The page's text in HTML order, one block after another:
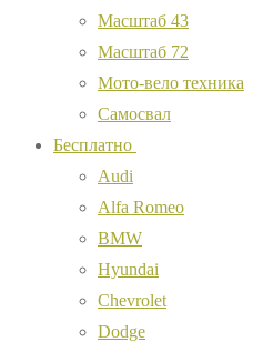
Масштаб 43
Масштаб 72
Мото-вело техника
Самосвал
Бесплатно
Audi
Alfa Romeo
BMW
Hyundai
Chevrolet
Dodge